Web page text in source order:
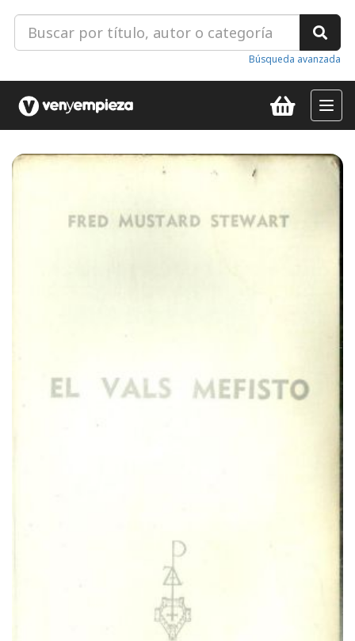
Búsqueda avanzada